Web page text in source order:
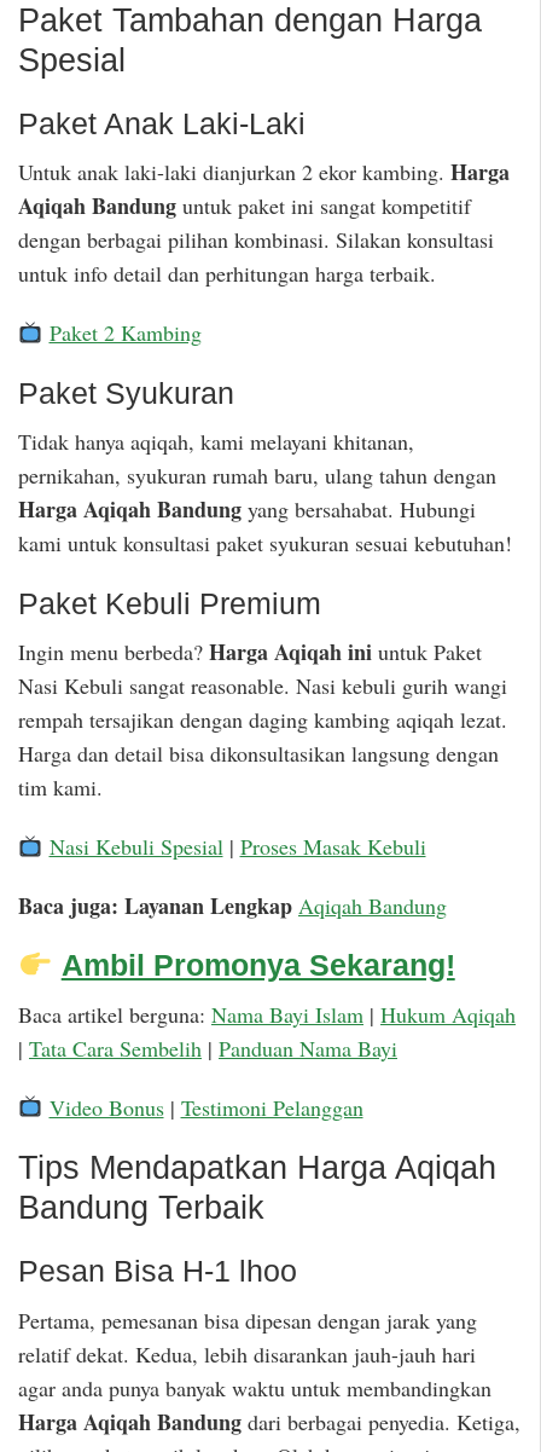
Paket Tambahan dengan Harga
Spesial
Paket Anak Laki-Laki
Untuk anak laki-laki dianjurkan 2 ekor kambing. Harga
Aqiqah Bandung untuk paket ini sangat kompetitif
dengan berbagai pilihan kombinasi. Silakan konsultasi
untuk info detail dan perhitungan harga terbaik.
Paket 2 Kambing
Paket Syukuran
Tidak hanya aqiqah, kami melayani khitanan,
pernikahan, syukuran rumah baru, ulang tahun dengan
Harga Aqiqah Bandung yang bersahabat. Hubungi
kami untuk konsultasi paket syukuran sesuai kebutuhan!
Paket Kebuli Premium
Ingin menu berbeda? Harga Aqiqah ini untuk Paket
Nasi Kebuli sangat reasonable. Nasi kebuli gurih wangi
rempah tersajikan dengan daging kambing aqiqah lezat.
Harga dan detail bisa dikonsultasikan langsung dengan
tim kami.
Nasi Kebuli Spesial| Proses Masak Kebuli
Baca juga: Layanan Lengkap Aqiqah Bandung
Ambil Promonya Sekarang!
Baca artikel berguna: Nama Bayi Islam | Hukum Aqiqah
| Tata Cara Sembelih | Panduan Nama Bayi
Video Bonus| Testimoni Pelanggan
Tips Mendapatkan Harga Aqiqah
Bandung Terbaik
Pesan Bisa H-1 lhoo
Pertama, pemesanan bisa dipesan dengan jarak yang
relatif dekat. Kedua, lebih disarankan jauh-jauh hari
agar anda punya banyak waktu untuk membandingkan
Harga Aqiqah Bandung dari berbagai penyedia. Ketiga,